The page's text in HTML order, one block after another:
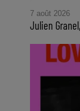
7 août 2026
Julien